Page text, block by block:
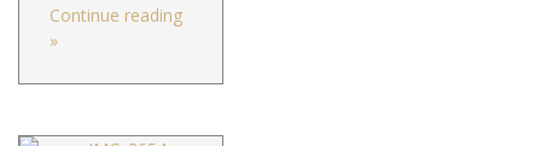
Continue reading
»